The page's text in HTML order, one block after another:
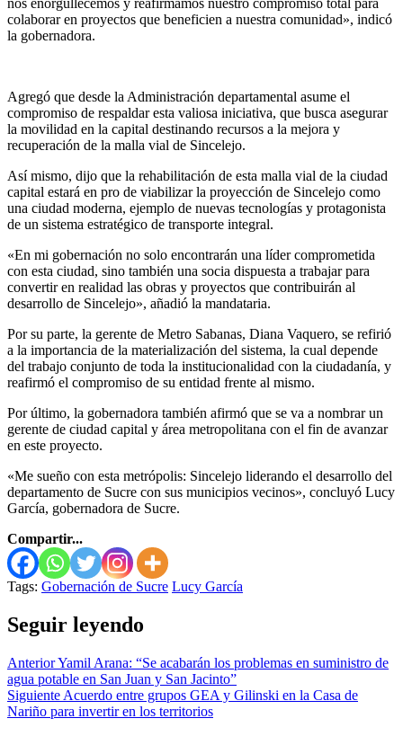
colaborar en proyectos que beneficien a nuestra comunidad», indicó
la gobernadora.
Agregó que desde la Administración departamental asume el
compromiso de respaldar esta valiosa iniciativa, que busca asegurar
la movilidad en la capital destinando recursos a la mejora y
recuperación de la malla vial de Sincelejo.
Así mismo, dijo que la rehabilitación de esta malla vial de la ciudad
capital estará en pro de viabilizar la proyección de Sincelejo como
una ciudad moderna, ejemplo de nuevas tecnologías y protagonista
de un sistema estratégico de transporte integral.
«En mi gobernación no solo encontrarán una líder comprometida
con esta ciudad, sino también una socia dispuesta a trabajar para
convertir en realidad las obras y proyectos que contribuirán al
desarrollo de Sincelejo», añadió la mandataria.
Por su parte, la gerente de Metro Sabanas, Diana Vaquero, se refirió
a la importancia de la materialización del sistema, la cual depende
del trabajo conjunto de toda la institucionalidad con la ciudadanía, y
reafirmó el compromiso de su entidad frente al mismo.
Por último, la gobernadora también afirmó que se va a nombrar un
gerente de ciudad capital y área metropolitana con el fin de avanzar
en este proyecto.
«Me sueño con esta metrópolis: Sincelejo liderando el desarrollo del
departamento de Sucre con sus municipios vecinos», concluyó Lucy
García, gobernadora de Sucre.
Compartir...
Tags: Gobernación de Sucre Lucy García
Seguir leyendo
AnteriorYamil Arana: “Se acabarán los problemas en suministro de
agua potable en San Juan y San Jacinto”
Siguiente Acuerdo entre grupos GEA y Gilinski en la Casa de
Nariño para invertir en los territorios